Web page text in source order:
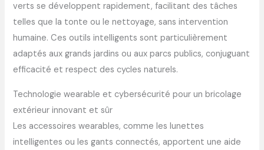
verts se développent rapidement, facilitant des tâches
telles que la tonte ou le nettoyage, sans intervention
humaine. Ces outils intelligents sont particulièrement
adaptés aux grands jardins ou aux parcs publics, conjuguant
efficacité et respect des cycles naturels.
Technologie wearable et cybersécurité pour un bricolage
extérieur innovant et sûr
Les accessoires wearables, comme les lunettes
intelligentes ou les gants connectés, apportent une aide